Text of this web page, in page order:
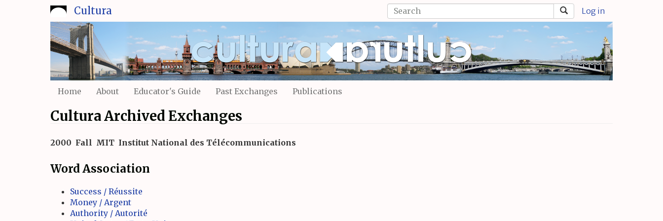
Cultura Log in
Search
form
Search
Home About Educator's Guide Past Exchanges Publications
Cultura Archived Exchanges
2000 Fall MIT Institut National des Télécommunications
Word Association
Success / Réussite
Money / Argent
Authority / Autorité